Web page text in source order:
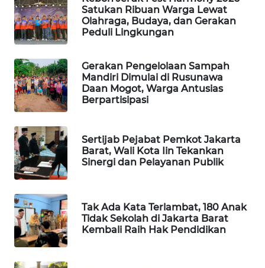
Satukan Ribuan Warga Lewat
Olahraga, Budaya, dan Gerakan
Peduli Lingkungan
Gerakan Pengelolaan Sampah
Mandiri Dimulai di Rusunawa
Daan Mogot, Warga Antusias
Berpartisipasi
Sertijab Pejabat Pemkot Jakarta
Barat, Wali Kota Iin Tekankan
Sinergi dan Pelayanan Publik
Tak Ada Kata Terlambat, 180 Anak
Tidak Sekolah di Jakarta Barat
Kembali Raih Hak Pendidikan
PORTAL
KONSUMEN
FORWAMKI
ALPERKLINAS
FORJASIDA
TAMBANG
NEWS
SITUNGIR
NEWS
SIDIKALANG
NEWS